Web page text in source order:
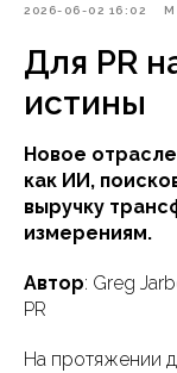
2026-06-02 16:02
Для PR
истины
Новое
как ИИ,
выручку
измерениям.
Автор: Greg
PR
На протяжении